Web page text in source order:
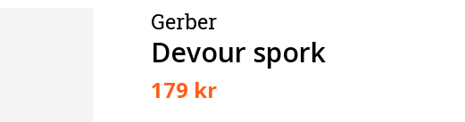
Gerber
Devour spork
179 kr